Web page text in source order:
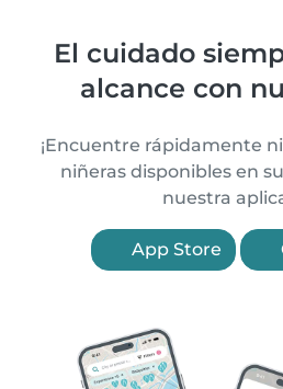
El cuidado
alcance con
¡Encuentre rápidamente
niñeras disponibles en
nuestra
App Store